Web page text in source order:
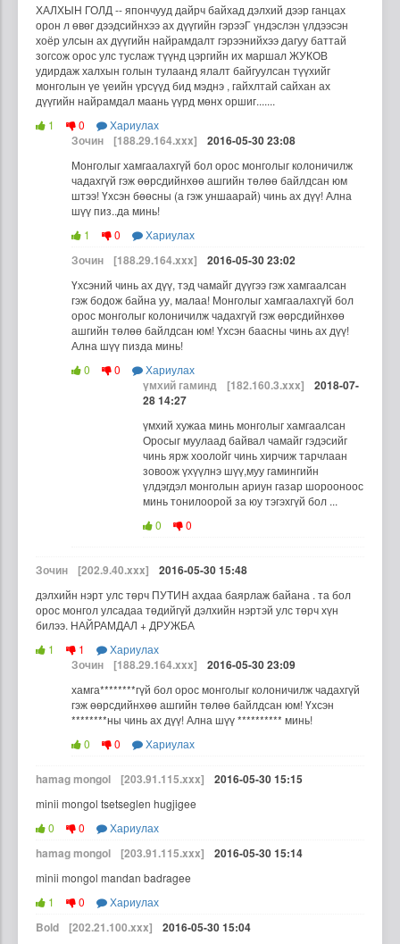
ХАЛХЫН ГОЛД -- япончууд дайрч байхад дэлхий дээр ганцах
орон л өвөг дээдсийнхээ ах дүүгийн гэрээГ үндэслэн үлдээсэн
хоёр улсын ах дүүгийн найрамдалт гэрээнийхээ дагуу баттай
зогсож орос улс туслаж түүнд цэргийн их маршал ЖУКОВ
удирдаж халхын голын тулаанд ялалт байгуулсан түүхийг
монголын үе үеийн үрсүүд бид мэднэ , гайхлтай сайхан ах
дүүгийн найрамдал маань үүрд мөнх оршиг.......
1
0 Хариулах
Зочин [188.29.164.xxx] 2016-05-30 23:08
Монголыг хамгаалахгүй бол орос монголыг колоничилж
чадахгүй гэж өөрсдийнхөө ашгийн төлөө байлдсан юм
штээ! Үхсэн бөөсны (а гэж уншаарай) чинь ах дүү! Ална
шүү пиз..да минь!
1
0 Хариулах
Зочин [188.29.164.xxx] 2016-05-30 23:02
Үхсэний чинь ах дүү, тэд чамайг дүүгээ гэж хамгаалсан
гэж бодож байна уу, малаа! Монголыг хамгаалахгүй бол
орос монголыг колоничилж чадахгүй гэж өөрсдийнхөө
ашгийн төлөө байлдсан юм! Үхсэн баасны чинь ах дүү!
Ална шүү пизда минь!
0
0 Хариулах
үмхий гаминд [182.160.3.xxx]
2018-07-
28 14:27
үмхий хужаа минь монголыг хамгаалсан
Оросыг муулаад байвал чамайг гэдэсийг
чинь ярж хоолойг чинь хирчиж тарчлаан
зовоож үхүүлнэ шүү,муу гамингийн
үлдэгдэл монголын ариун газар шорооноос
минь тонилоорой за юу тэгэхгүй бол ...
0
0
Зочин [202.9.40.xxx] 2016-05-30 15:48
дэлхийн нэрт улс төрч ПУТИН ахдаа баярлаж байана . та бол
орос монгол улсадаа төдийгүй дэлхийн нэртэй улс төрч хүн
билээ. НАЙРАМДАЛ + ДРУЖБА
1
1 Хариулах
Зочин [188.29.164.xxx] 2016-05-30 23:09
хамга********гүй бол орос монголыг колоничилж чадахгүй
гэж өөрсдийнхөө ашгийн төлөө байлдсан юм! Үхсэн
********ны чинь ах дүү! Ална шүү ********** минь!
0
0 Хариулах
hamag mongol [203.91.115.xxx] 2016-05-30 15:15
minii mongol tsetseglen hugjigee
0
0 Хариулах
hamag mongol [203.91.115.xxx] 2016-05-30 15:14
minii mongol mandan badragee
1
0 Хариулах
Bold [202.21.100.xxx] 2016-05-30 15:04